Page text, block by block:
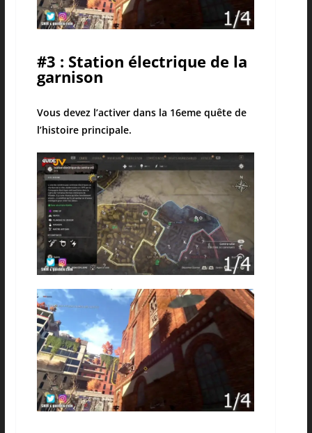
#3 : Station électrique de la
garnison
Vous devez l’activer dans la 16eme quête de
l’histoire principale.